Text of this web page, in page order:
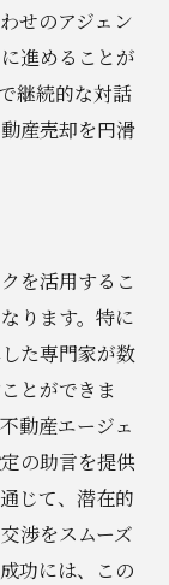
せのアジェン
進めることが
継続的な対話
産売却を円滑
を活用するこ
ります。特に
た専門家が数
とができま
動産エージェ
の助言を提供
じて、潜在的
渉をスムーズ
功には、この